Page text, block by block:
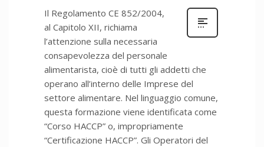
Il Regolamento CE 852/2004,
al Capitolo XII, richiama
l’attenzione sulla necessaria
consapevolezza del personale
alimentarista, cioè di tutti gli addetti che
operano all’interno delle Imprese del
settore alimentare. Nel linguaggio comune,
questa formazione viene identificata come
“Corso HACCP” o, impropriamente
“Certificazione HACCP”. Gli Operatori del